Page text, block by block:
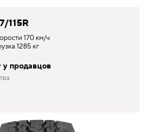
115R
170 км/ч
1285 кг
у продавцов